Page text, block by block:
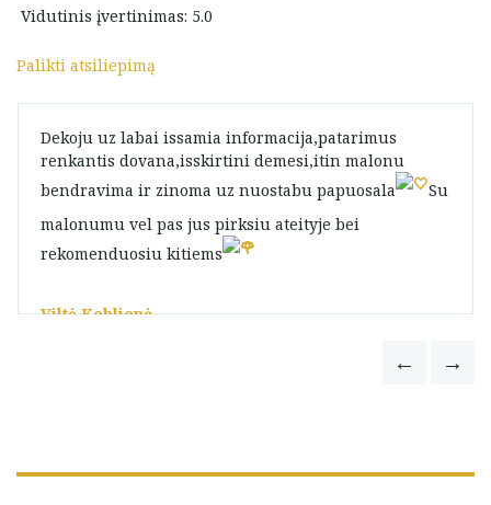
Vidutinis įvertinimas: 5.0
Palikti atsiliepimą
Dekoju uz labai issamia informacija,patarimus
renkantis dovana,isskirtini demesi,itin malonu
bendravima ir zinoma uz nuostabu papuosala
Su
malonumu vel pas jus pirksiu ateityje bei
rekomenduosiu kitiems
Viltė Keblienė